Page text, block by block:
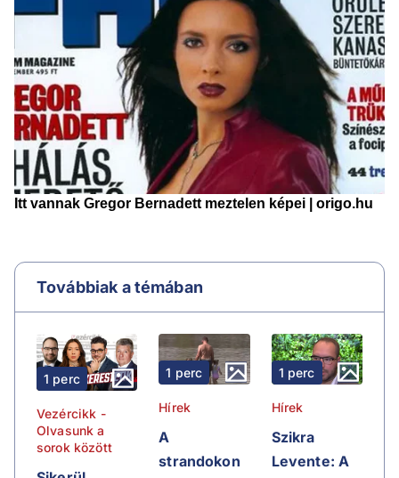
Továbbiak a témában
1 perc
Vezércikk -
Olvasunk a
sorok között
1 perc
Hírek
A
strandokon
1 perc
Hírek
Szikra
Levente: A